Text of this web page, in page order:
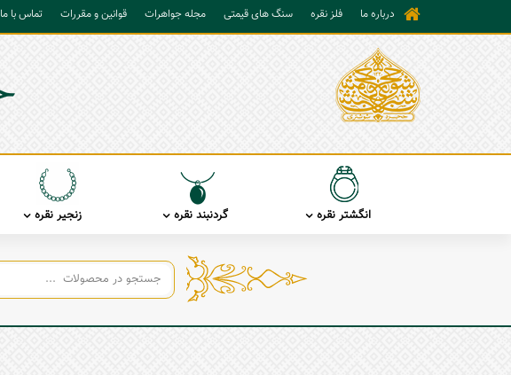
درباره ما فلز نقره سنگ های قیمتی مجله جواهرات قوانین و مقررات تماس با ما
انگشتر نقره گردنبند نقره زنجیر نقره